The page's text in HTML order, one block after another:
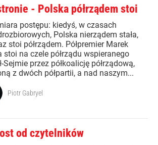
- Polska półrządem stoi
postępu: kiedyś, w czasach
Polska nierządem stała,
stoi półrządem. Półpremier Marek
stoi na czele półrządu wspieranego
Sejmie przez półkoalicję półrządową,
z dwóch półpartii, a nad naszym...
Piotr Gabryel
od czytelników